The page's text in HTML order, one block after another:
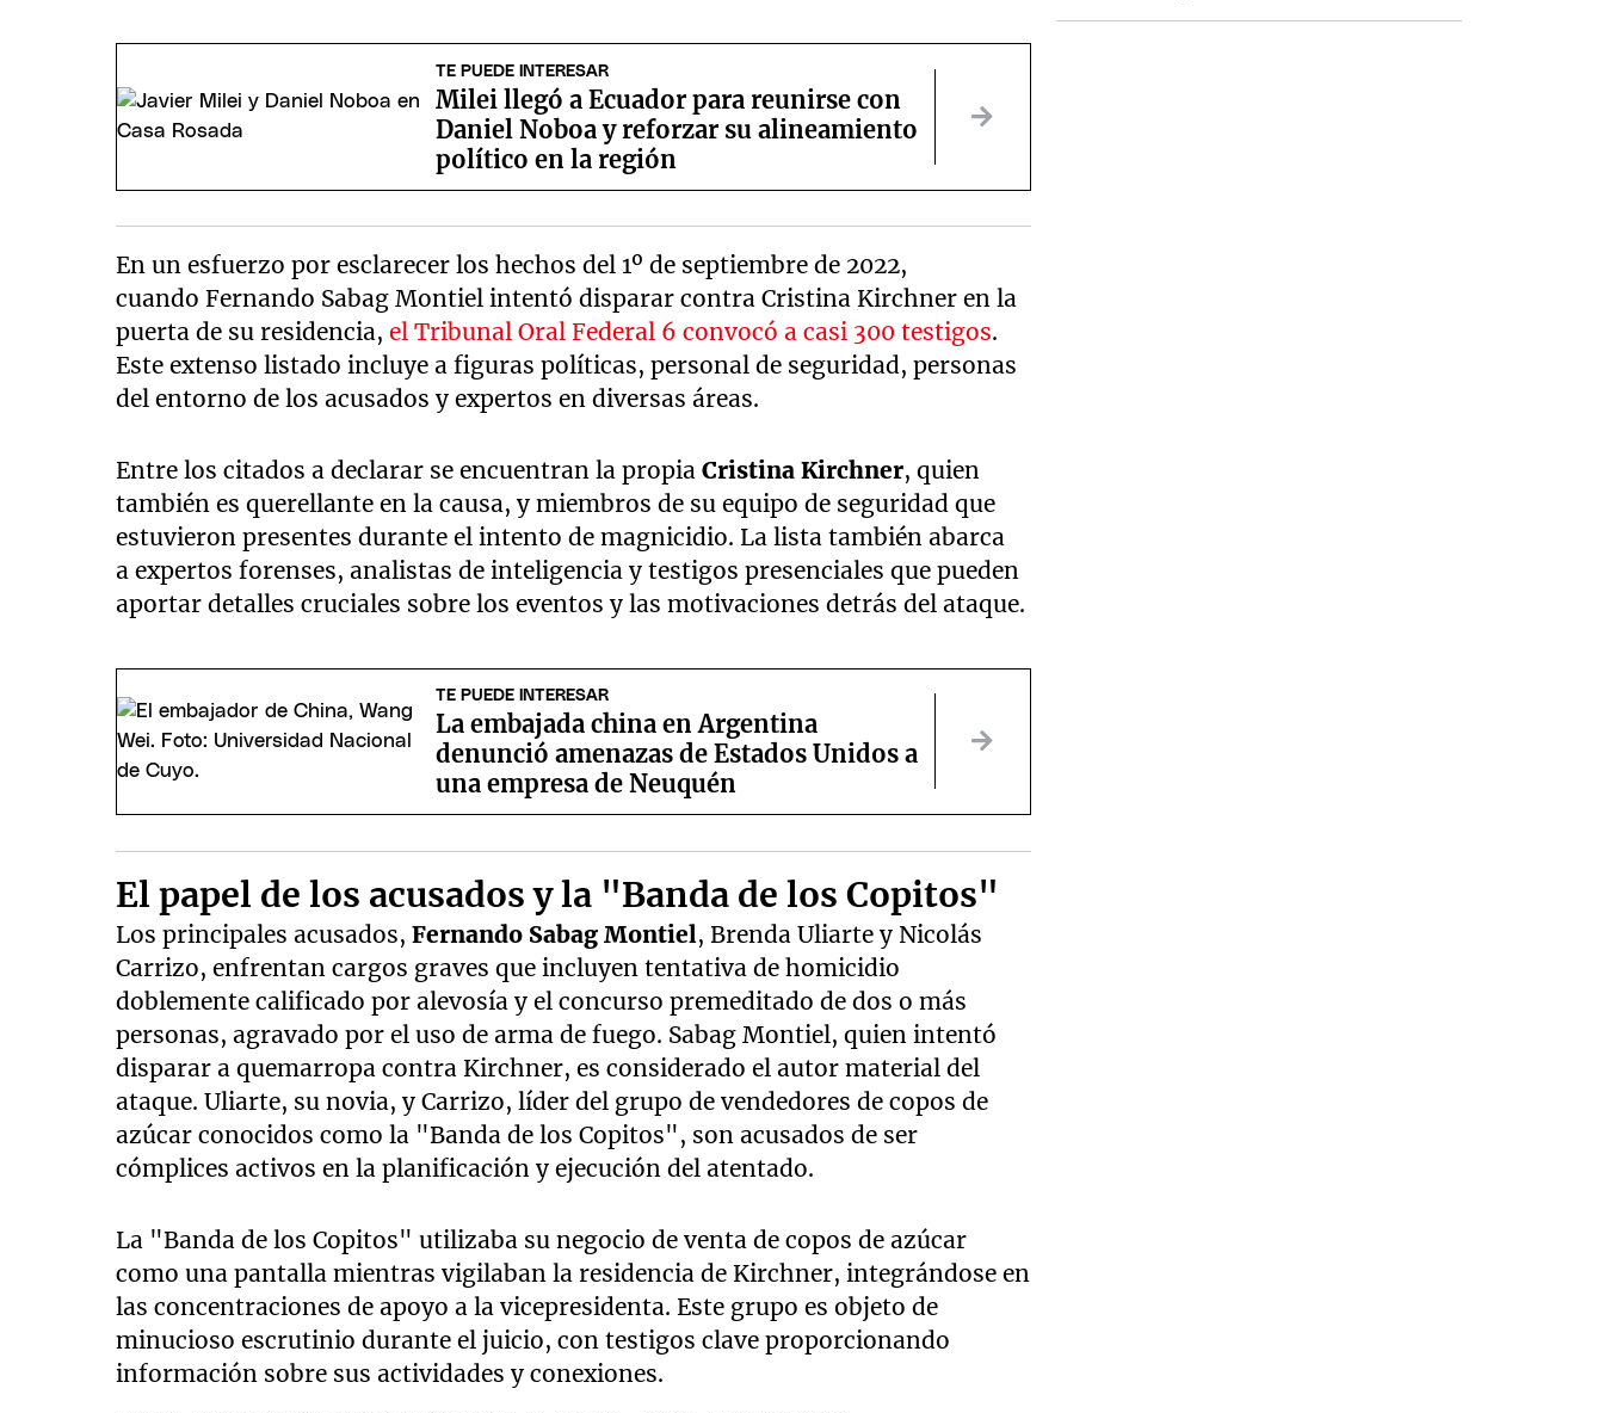
TE PUEDE INTERESAR
Milei llegó a Ecuador para reunirse con
Daniel Noboa y reforzar su alineamiento
político en la región
En un esfuerzo por esclarecer los hechos del 1º de septiembre de 2022,
cuando Fernando Sabag Montiel intentó disparar contra Cristina Kirchner en la
puerta de su residencia,el Tribunal Oral Federal 6 convocó a casi 300 testigos.
Este extenso listado incluye a figuras políticas, personal de seguridad, personas
del entorno de los acusados y expertos en diversas áreas.
Entre los citados a declarar se encuentran la propiaCristina Kirchner, quien
también es querellante en la causa, y miembros de su equipo de seguridad que
estuvieron presentes durante el intento de magnicidio. La lista también abarca
a expertos forenses, analistas de inteligencia y testigos presenciales que pueden
aportar detalles cruciales sobre los eventos y las motivaciones detrás del ataque.
TE PUEDE INTERESAR
La embajada china en Argentina
denunció amenazas de Estados Unidos a
una empresa de Neuquén
El papel de los acusados y la "Banda de los Copitos"
Los principales acusados,Fernando Sabag Montiel, Brenda Uliarte y Nicolás
Carrizo, enfrentan cargos graves que incluyen tentativa de homicidio
doblemente calificado por alevosía y el concurso premeditado de dos o más
personas, agravado por el uso de arma de fuego. Sabag Montiel, quien intentó
disparar a quemarropa contra Kirchner, es considerado el autor material del
ataque. Uliarte, su novia, y Carrizo, líder del grupo de vendedores de copos de
azúcar conocidos como la "Banda de los Copitos", son acusados de ser
cómplices activos en la planificación y ejecución del atentado.
La "Banda de los Copitos" utilizaba su negocio de venta de copos de azúcar
como una pantalla mientras vigilaban la residencia de Kirchner, integrándose en
las concentraciones de apoyo a la vicepresidenta. Este grupo es objeto de
minucioso escrutinio durante el juicio, con testigos clave proporcionando
información sobre sus actividades y conexiones.